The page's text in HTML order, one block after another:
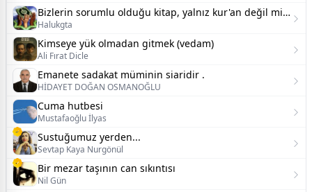
Bizlerin sorumlu olduğu kitap, yalnız kur'an değil midir?
Halukgta
Kimseye yük olmadan gitmek (vedam)
Ali Fırat Dicle
Emanete sadakat müminin siaridir .
HİDAYET DOĞAN OSMANOĞLU
Cuma hutbesi
Mustafaoğlu İlyas
Sustuğumuz yerden...
Sevtap Kaya Nurgönül
Bir mezar taşının can sıkıntısı
Nil Gün